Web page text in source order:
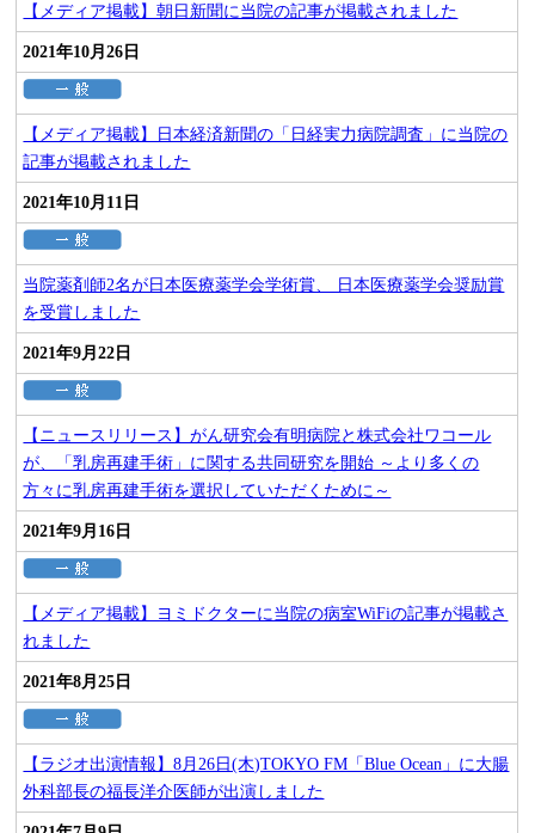
【メディア掲載】朝日新聞に当院の記事が掲載されました
2021年10月26日
【メディア掲載】日本経済新聞の「日経実力病院調査」に当院の
記事が掲載されました
2021年10月11日
当院薬剤師2名が日本医療薬学会学術賞、 日本医療薬学会奨励賞
を受賞しました
2021年9月22日
【ニュースリリース】がん研究会有明病院と株式会社ワコール
が、「乳房再建手術」に関する共同研究を開始 ～より多くの
方々に乳房再建手術を選択していただくために～
2021年9月16日
【メディア掲載】ヨミドクターに当院の病室WiFiの記事が掲載さ
れました
2021年8月25日
【ラジオ出演情報】8月26日(木)TOKYO FM「Blue Ocean」に大腸
外科部長の福長洋介医師が出演しました